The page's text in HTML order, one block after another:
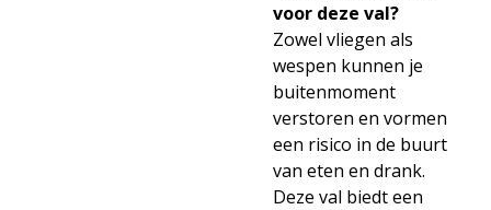
voor deze val?
Zowel vliegen als
wespen kunnen je
buitenmoment
verstoren en vormen
een risico in de buurt
van eten en drank.
Deze val biedt een